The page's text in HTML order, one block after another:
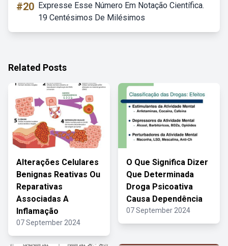
#20 Expresse Esse Número Em Notação Científica.
19 Centésimos De Milésimos
Related Posts
Alterações Celulares
Benignas Reativas Ou
Reparativas
Associadas A
Inflamação
07 September 2024
O Que Significa Dizer
Que Determinada
Droga Psicoativa
Causa Dependência
07 September 2024